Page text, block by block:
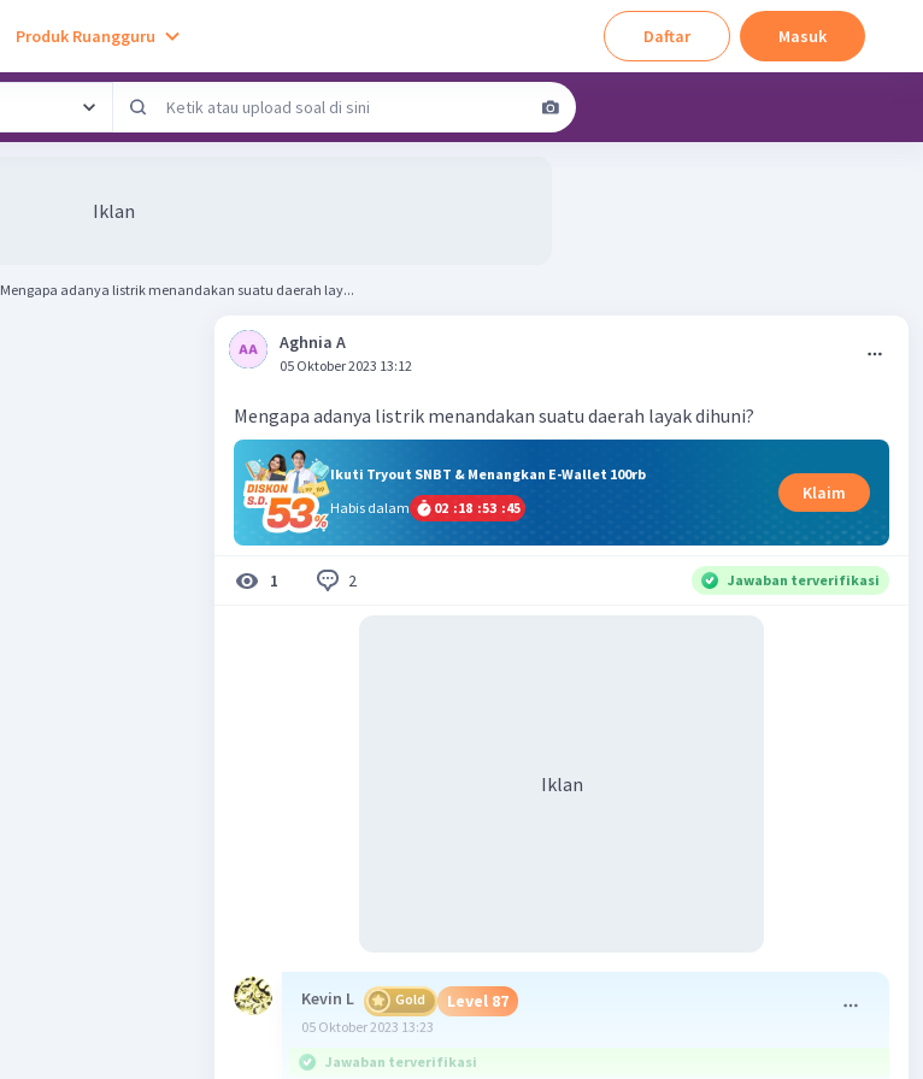
Produk Ruangguru Daftar Masuk
Iklan
Mengapa adanya listrik menandakan suatu daerah lay...
Aghnia A
05 Oktober 2023 13:12
Mengapa adanya listrik menandakan suatu daerah layak dihuni?
Ikuti Tryout SNBT & Menangkan E-Wallet 100rb
Habis dalam
02 :18 :53 :44
Klaim
1 2 Jawaban terverifikasi
Iklan
Kevin L Gold Level 87
05 Oktober 2023 13:23
Jawaban terverifikasi